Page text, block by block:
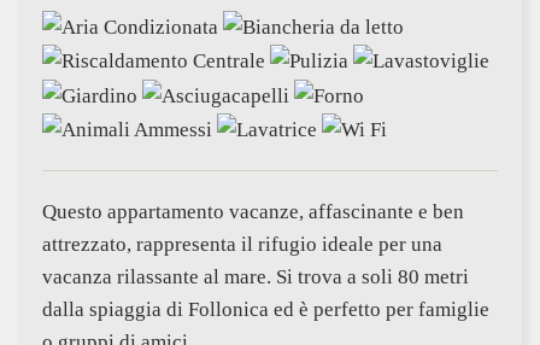
Questo appartamento vacanze, affascinante e ben
attrezzato, rappresenta il rifugio ideale per una
vacanza rilassante al mare. Si trova a soli 80 metri
dalla spiaggia di Follonica ed è perfetto per famiglie